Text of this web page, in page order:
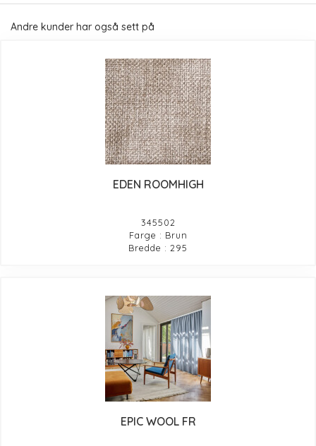
Andre kunder har også sett på
EDEN ROOMHIGH
345502
Farge : Brun
Bredde : 295
EPIC WOOL FR